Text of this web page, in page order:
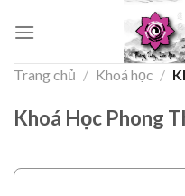
Trang chủ / Khoá học /
Khoá Học Phong